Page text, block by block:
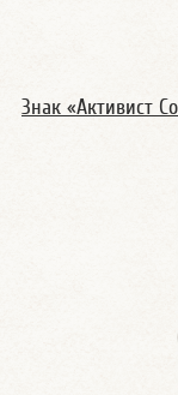
Знак «Активист